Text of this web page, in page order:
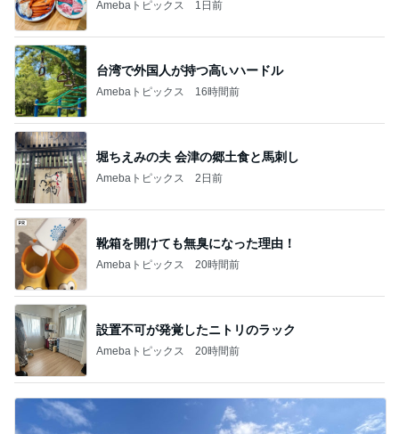
Amebaトピックス 1日前
台湾で外国人が持つ高いハードル
Amebaトピックス 16時間前
堀ちえみの夫 会津の郷土食と馬刺し
Amebaトピックス 2日前
靴箱を開けても無臭になった理由！
Amebaトピックス 20時間前
設置不可が発覚したニトリのラック
Amebaトピックス 20時間前